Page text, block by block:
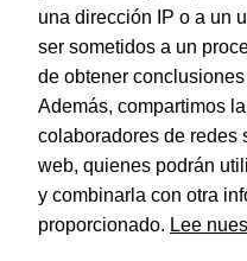
© Dohe -
28970 •
una dirección IP o a un
ser sometidos a un
de obtener
Además, compartimos
colaboradores de redes
web, quienes podrán
y combinarla con otra
proporcionado. Lee